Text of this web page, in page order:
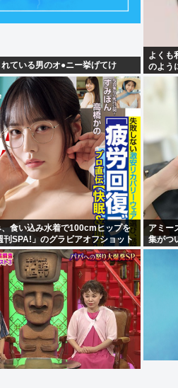
ている男のオ●ニー挙げてけ
よくも
のよう
否
食い込み水着で100cmヒップを
刊SPA!」のグラビアオフショット
アミー
集がつ